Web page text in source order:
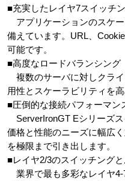
■充実したレイヤ7スイッチ
アプリケーションのスケー
備えています。URL、
可能です。
■高度なロードバランシング
複数のサーバに対しクラ
用性とスケーラビリティを高
■圧倒的な接続パフォーマン
ServerIronGT Eシリーズス
価格と性能のニーズに幅広
を極限まで引き出します。
■レイヤ2/3のスイッチング
業界で最も多彩なレイヤ4-